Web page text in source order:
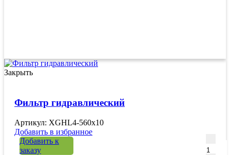
Закрыть
Фильтр гидравлический
Артикул: XGHL4-560х10
Добавить в избранное
Добавить к
заказу